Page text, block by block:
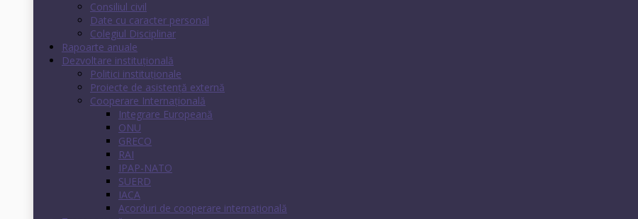
Consiliul civil
Date cu caracter personal
Colegiul Disciplinar
Rapoarte anuale
Dezvoltare instituţională
Politici instituţionale
Proiecte de asistenţă externă
Cooperare Internaţională
Integrare Europeană
ONU
GRECO
RAI
IPAP-NATO
SUERD
IACA
Acorduri de cooperare internaţională